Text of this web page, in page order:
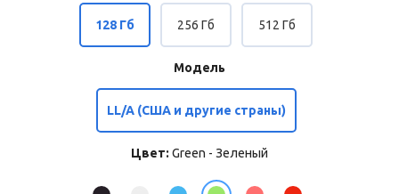
128 Гб 256 Гб 512 Гб
Модель
LL/A (США и другие страны)
Цвет: Green - Зеленый